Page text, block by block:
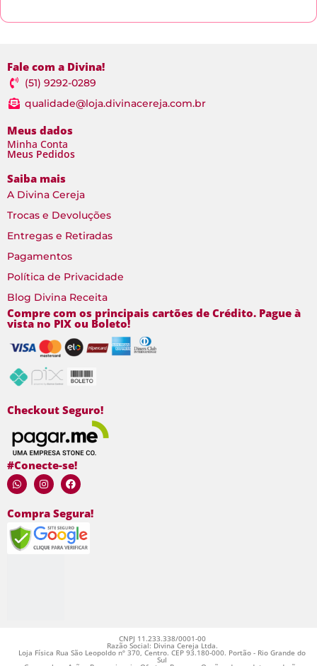
Fale com a Divina!
(51) 9292-0289
qualidade@loja.divinacereja.com.br
Meus dados
Minha Conta
Meus Pedidos
Saiba mais
A Divina Cereja
Trocas e Devoluções
Entregas e Retiradas
Pagamentos
Política de Privacidade
Blog Divina Receita
Compre com os principais cartões de Crédito. Pague à
vista no PIX ou Boleto!
Checkout Seguro!
#Conecte-se!
Compra Segura!
CNPJ 11.233.338/0001-00
Razão Social: Divina Cereja Ltda.
Loja Física Rua São Leopoldo nº 370, Centro. CEP 93.180-000. Portão - Rio Grande do
Sul